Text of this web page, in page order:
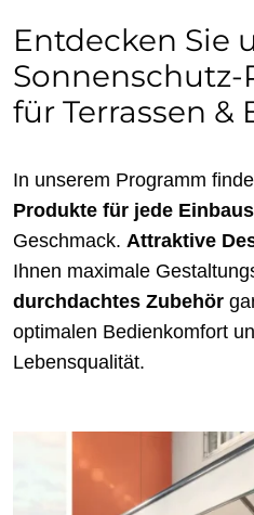
Entdecken Sie
für Terrassen &
In unserem Programm
Produkte für jede
Geschmack. Attraktive
Ihnen maximale
durchdachtes Zubehör
optimalen Bedienkomfort
Lebensqualität.